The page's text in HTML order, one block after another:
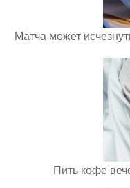
Матча может
Пить кофе